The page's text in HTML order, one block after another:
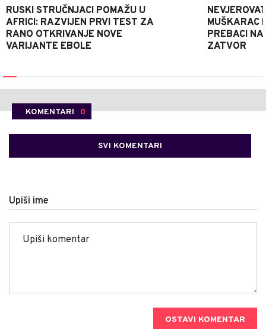
RUSKI STRUČNJACI POMAŽU U
AFRICI: RAZVIJEN PRVI TEST ZA
RANO OTKRIVANJE NOVE
VARIJANTE EBOLE
MUŠKARAC
PREBACI
ZATVOR
KOMENTARI 0
SVI KOMENTARI
Upiši ime
OSTAVI KOMENTAR